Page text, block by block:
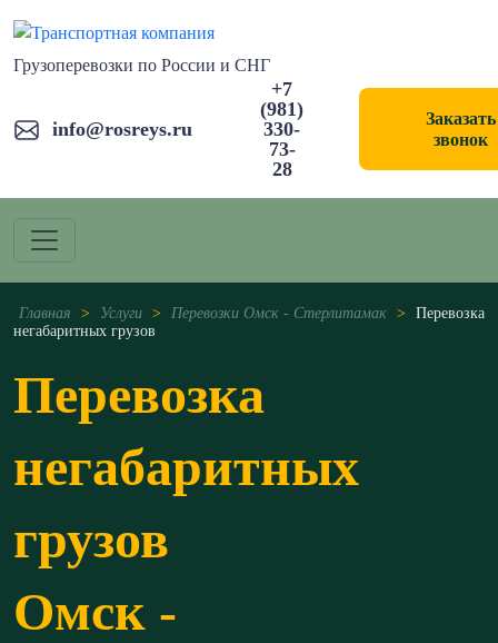
Грузоперевозки по России и СНГ
info@rosreys.ru
+7
(981)
330-
73-
28
Заказать
звонок
Главная > Услуги > Перевозки Омск - Стерлитамак >
Перевозка
негабаритных грузов
Перевозка
негабаритных
грузов
Омск -